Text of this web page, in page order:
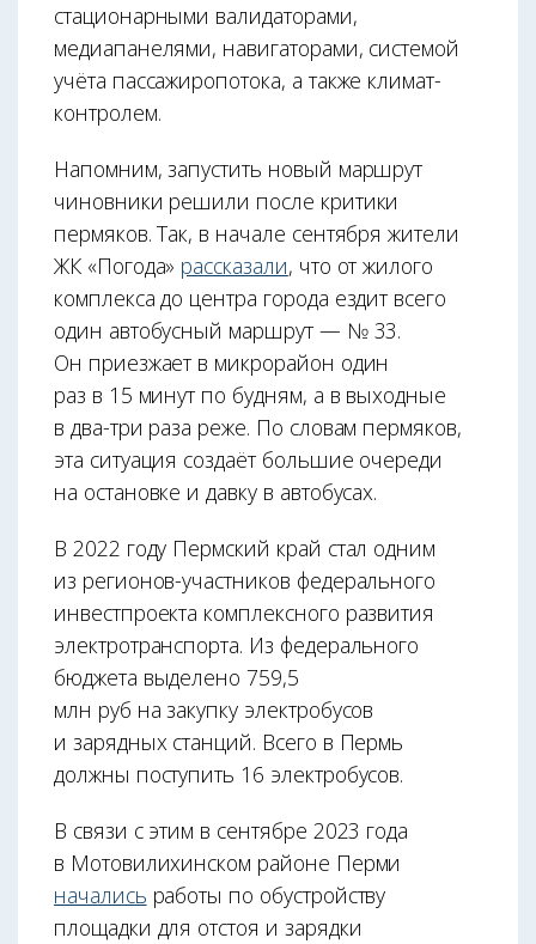
стационарными валидаторами,
медиапанелями, навигаторами, системой
учёта пассажиропотока, а также климат-
контролем.
Напомним, запустить новый маршрут
чиновники решили после критики
пермяков. Так, в начале сентября жители
ЖК «Погода» рассказали, что от жилого
комплекса до центра города ездит всего
один автобусный маршрут — № 33.
Он приезжает в микрорайон один
раз в 15 минут по будням, а в выходные
в два-три раза реже. По словам пермяков,
эта ситуация создаёт большие очереди
на остановке и давку в автобусах.
В 2022 году Пермский край стал одним
из регионов-участников федерального
инвестпроекта комплексного развития
электротранспорта. Из федерального
бюджета выделено 759,5
млн руб на закупку электробусов
и зарядных станций. Всего в Пермь
должны поступить 16 электробусов.
В связи с этим в сентябре 2023 года
в Мотовилихинском районе Перми
начались работы по обустройству
площадки для отстоя и зарядки